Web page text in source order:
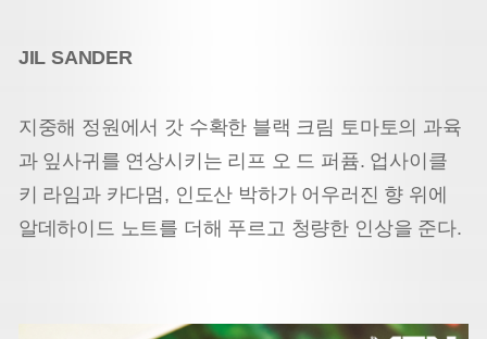
JIL SANDER
지중해 정원에서 갓 수확한 블랙 크림 토마토의 과육
과 잎사귀를 연상시키는 리프 오 드 퍼퓸. 업사이클
키 라임과 카다멈, 인도산 박하가 어우러진 향 위에
알데하이드 노트를 더해 푸르고 청량한 인상을 준다.